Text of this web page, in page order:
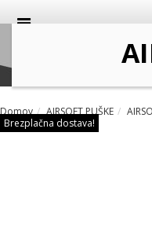
Domov AIRSOFT PUŠKE
Brezplačna dostava!